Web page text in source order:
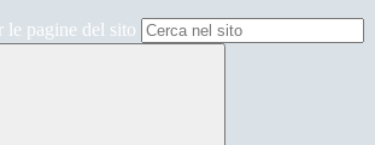
le pagine del sito